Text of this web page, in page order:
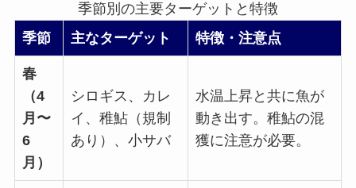
季節別の主要ターゲットと特徴
季節
主なターゲット 特徴・注意点
春
（4
月〜
6
月）
シロギス、カレ
イ、稚鮎（規制
あり）、小サバ
水温上昇と共に魚が
動き出す。稚鮎の混
獲に注意が必要。